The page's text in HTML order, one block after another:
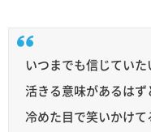
いつまでも信じてい
活きる意味があるはず
冷めた目で笑いかけ